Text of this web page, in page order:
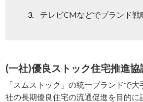
テレビCMなどでブランド戦
(一社)優良ストック住宅推進協
「スムストック」の統一ブランドで
社の長期優良住宅の流通促進を目的に